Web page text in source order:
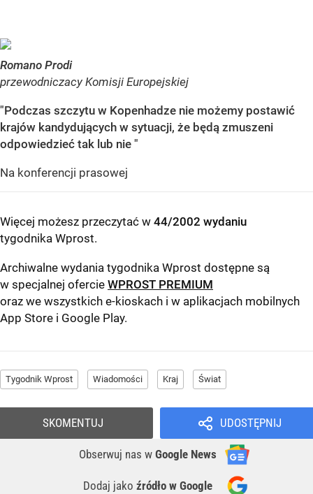
Romano Prodi
przewodniczacy Komisji Europejskiej
"Podczas szczytu w Kopenhadze nie możemy postawić
krajów kandydujących w sytuacji, że będą zmuszeni
odpowiedzieć tak lub nie "
Na konferencji prasowej
Więcej możesz przeczytać w 44/2002 wydaniu
tygodnika Wprost.
Archiwalne wydania tygodnika Wprost dostępne są
w specjalnej ofercie WPROST PREMIUM
oraz we wszystkich e-kioskach i w aplikacjach mobilnych
App Store i Google Play.
Tygodnik Wprost Wiadomości Kraj Świat
UDOSTĘPNIJ
Obserwuj nas w Google News
Dodaj jako źródło w Google
SKOMENTUJ